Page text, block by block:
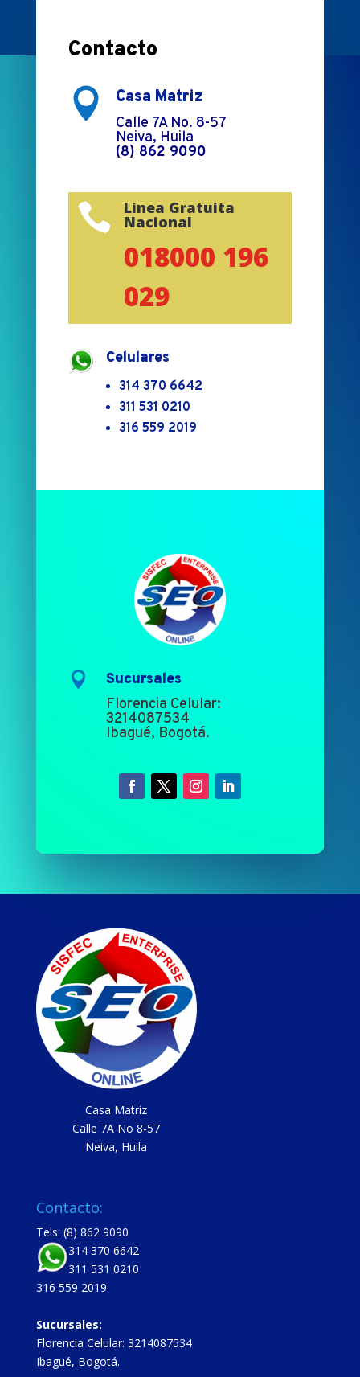
Contacto
 Casa Matriz
Calle 7A No. 8-57
Neiva, Huila
(8) 862 9090
 Linea Gratuita
Nacional
018000 196
029
Celulares
314 370 6642
311 531 0210
316 559 2019

Sucursales
Florencia Celular:
3214087534
Ibagué, Bogotá.
Casa Matriz
Calle 7A No 8-57
Neiva, Huila
Contacto:
Tels: (8) 862 9090
314 370 6642
311 531 0210
316 559 2019
Sucursales:
Florencia Celular: 3214087534
Ibagué, Bogotá.